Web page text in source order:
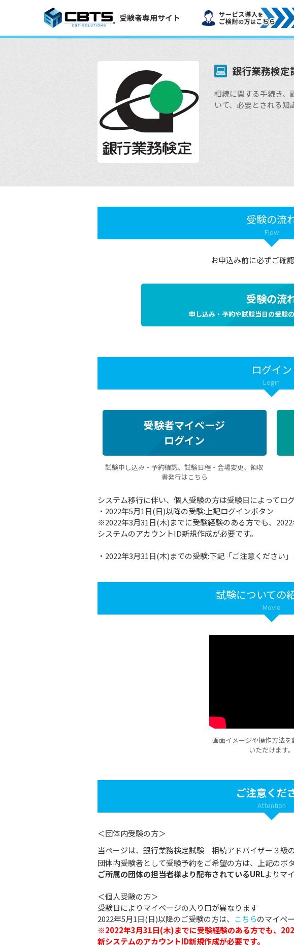
受験者専用サイト
銀行業務検
相続に関する手続き、
いて、必要とされる知
受験の流
Flow
お申込み前に必ずご確
受験の流
申し込み・予約や試験当日の受験
ログイン
Login
受験者マイページ
ログイン
試験申し込み・予約確認、試験日程・会場変更、領収
書発行はこちら
システム移行に伴い、個人受験の方は受験日によってロ
・2022年5月1日(日)以降の受験:上記ログインボタン
※2022年3月31日(木)までに受験経験のある方でも、
システムのアカウントID新規作成が必要です。
・2022年3月31日(木)までの受験:下記「ご注意ください
試験についての
Movie
画面イメージや操作方法を
いただけます。
ご注意くだ
Attention
＜団体内受験の方＞
当ページは、銀行業務検定試験 相続アドバイザー３級
団体内受験者として受験予約をご希望の方は、上記のボ
ご所属の団体の担当者様より配布されているURLよりマ
＜個人受験の方＞
受験日によりマイページの入り口が異なります
2022年5月1日(日)以降のご受験の方は、 こちらのマイペ
※2022年3月31日(木)までに受験経験のある方でも、
新システムのアカウントID新規作成が必要です。